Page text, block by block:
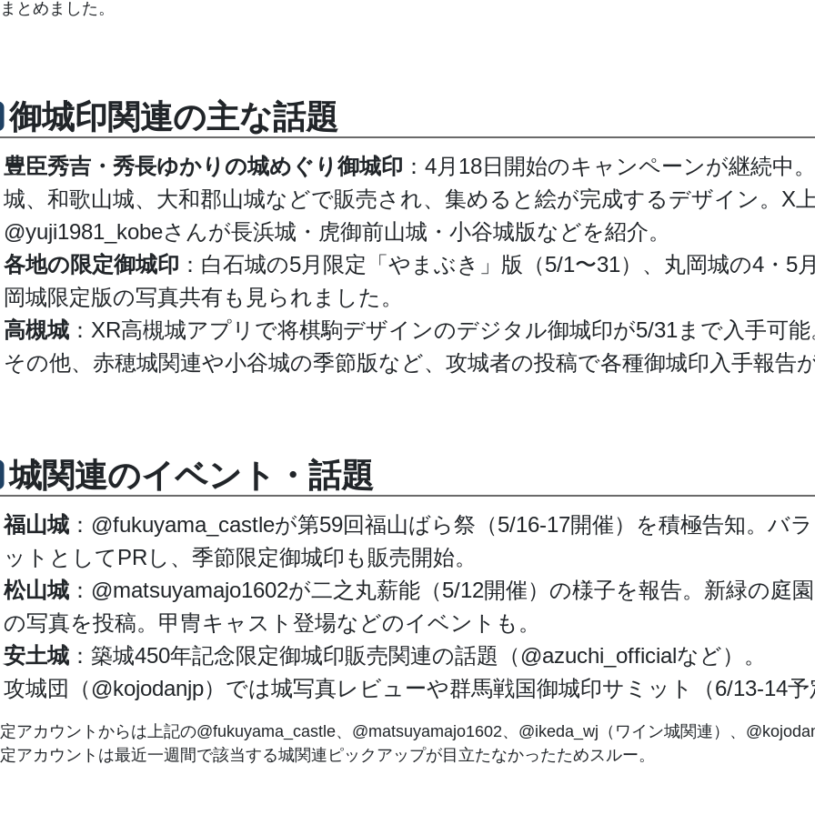
とめました。
御城印関連の主な話題
豊臣秀吉・秀長ゆかりの城めぐり御城印 ：4月18日開始のキャンペーンが継続中
城、和歌山城、大和郡山城などで販売され、集めると絵が完成するデザイン。X
@yuji1981_kobeさんが長浜城・虎御前山城・小谷城版などを紹介。
各地の限定御城印 ：白石城の5月限定「やまぶき」版（5/1〜31）、丸岡城の4・5
岡城限定版の写真共有も見られました。
高槻城 ：XR高槻城アプリで将棋駒デザインのデジタル御城印が5/31まで入手可能
その他、赤穂城関連や小谷城の季節版など、攻城者の投稿で各種御城印入手報告
城関連のイベント・話題
福山城 ：@fukuyama_castleが第59回福山ばら祭（5/16-17開催）を積極告知。バ
ットとしてPRし、季節限定御城印も販売開始。
松山城 ：@matsuyamajo1602が二之丸薪能（5/12開催）の様子を報告。新緑の庭
の写真を投稿。甲冑キャスト登場などのイベントも。
安土城 ：築城450年記念限定御城印販売関連の話題（@azuchi_officialなど）。
攻城団（@kojodanjp）では城写真レビューや群馬戦国御城印サミット（6/13-14
アカウントからは上記の@fukuyama_castle、@matsuyamajo1602、@ikeda_wj（ワイン城関連）、
アカウントは最近一週間で該当する城関連ピックアップが目立たなかったためスルー。